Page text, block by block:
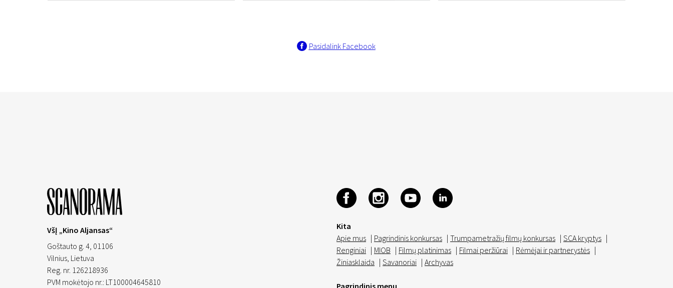
Pasidalink Facebook
Kita
Apie mus | Pagrindinis konkursas | Trumpametražių filmų konkursas | SCA kryptys |
Renginiai | MIOB | Filmų platinimas | Filmai peržiūrai | Rėmėjai ir partnerystės |
Žiniasklaida | Savanoriai | Archyvas
Pagrindinis menu
VšĮ „Kino Aljansas“
Goštauto g. 4, 01106
Vilnius, Lietuva
Reg. nr. 126218936
PVM mokėtojo nr.: LT100004645810